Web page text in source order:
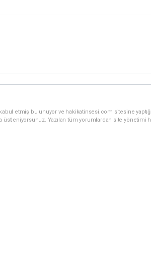
etmiş bulunuyor ve hakikatinsesi.com sitesine
üstleniyorsunuz. Yazılan tüm yorumlardan site